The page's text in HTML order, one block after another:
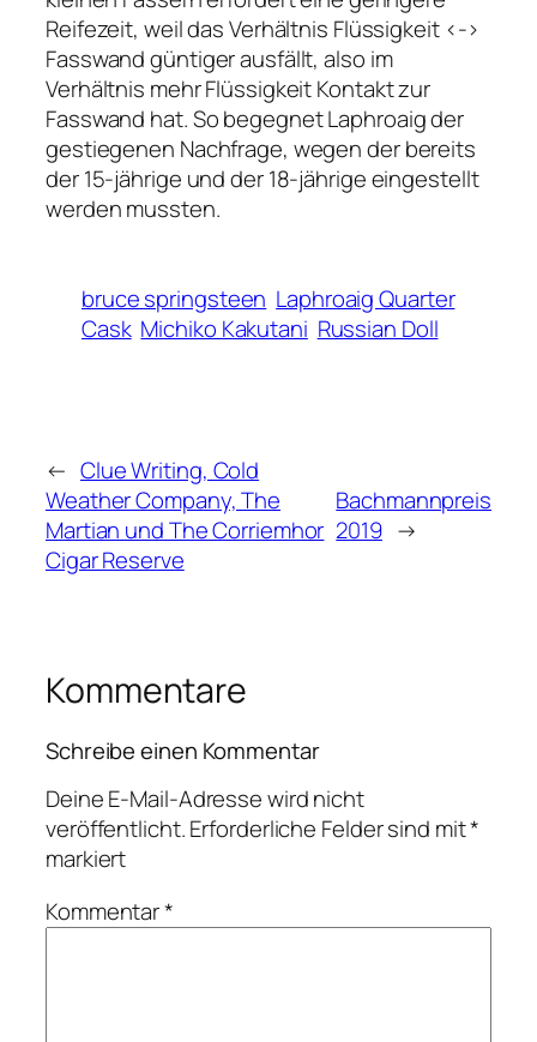
Reifezeit, weil das Verhältnis Flüssigkeit <->
Fasswand güntiger ausfällt, also im
Verhältnis mehr Flüssigkeit Kontakt zur
Fasswand hat. So begegnet Laphroaig der
gestiegenen Nachfrage, wegen der bereits
der 15-jährige und der 18-jährige eingestellt
werden mussten.
bruce springsteen Laphroaig Quarter
Cask Michiko Kakutani Russian Doll
← Clue Writing, Cold
Weather Company, The
Martian und The Corriemhor
Cigar Reserve
Bachmannpreis
2019 →
Kommentare
Schreibe einen Kommentar
Deine E-Mail-Adresse wird nicht
veröffentlicht.Erforderliche Felder sind mit*
markiert
Kommentar*